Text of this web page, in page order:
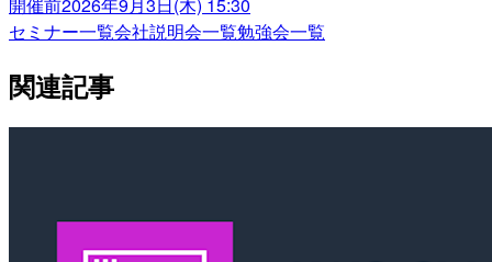
開催前2026年9月3日(木) 15:30
セミナー一覧会社説明会一覧勉強会一覧
関連記事